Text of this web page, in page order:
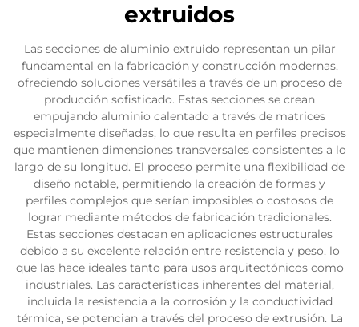
extruidos
Las secciones de aluminio extruido representan un pilar
fundamental en la fabricación y construcción modernas,
ofreciendo soluciones versátiles a través de un proceso de
producción sofisticado. Estas secciones se crean
empujando aluminio calentado a través de matrices
especialmente diseñadas, lo que resulta en perfiles precisos
que mantienen dimensiones transversales consistentes a lo
largo de su longitud. El proceso permite una flexibilidad de
diseño notable, permitiendo la creación de formas y
perfiles complejos que serían imposibles o costosos de
lograr mediante métodos de fabricación tradicionales.
Estas secciones destacan en aplicaciones estructurales
debido a su excelente relación entre resistencia y peso, lo
que las hace ideales tanto para usos arquitectónicos como
industriales. Las características inherentes del material,
incluida la resistencia a la corrosión y la conductividad
térmica, se potencian a través del proceso de extrusión. La